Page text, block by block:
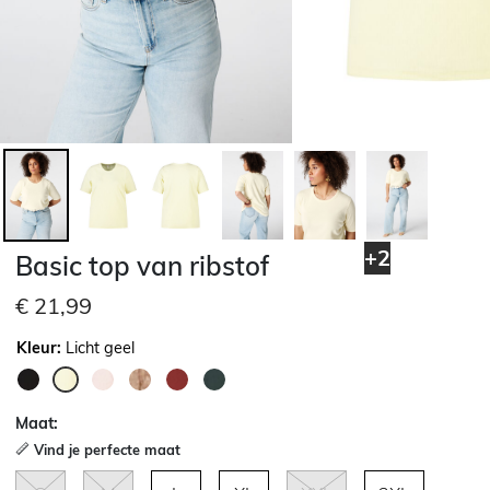
+2
Basic top van ribstof
€ 21,99
Kleur: Licht geel
Maat:
Vind je perfecte maat